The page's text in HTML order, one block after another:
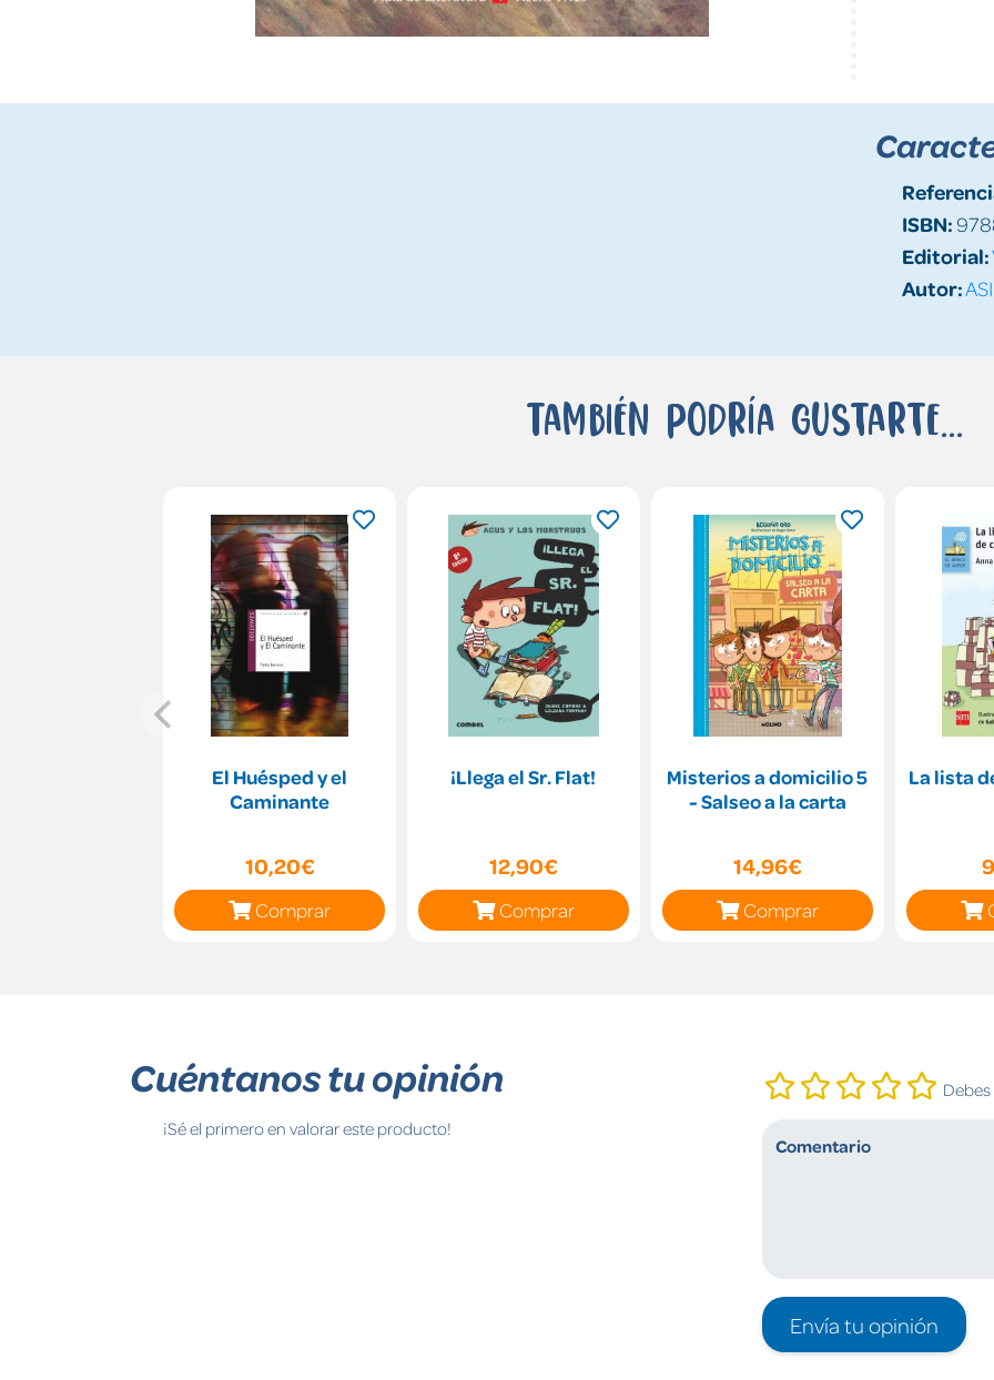
ISBN:
Editorial:
Autor:
También podría gustarte...
El Huésped y el
Caminante
10,20€
Comprar
¡Llega el Sr. Flat!
12,90€
Comprar
Misterios a domicilio 5
- Salseo a la carta
14,96€
Comprar
La lista
Cuéntanos tu opinión
¡Sé el primero en valorar este producto!
Envía tu opinión